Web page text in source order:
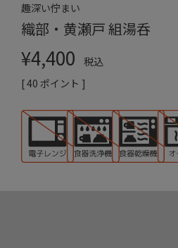
趣深い佇まい
織部・黄瀬戸 組湯呑
¥4,400
税込
[40 ポイント ]